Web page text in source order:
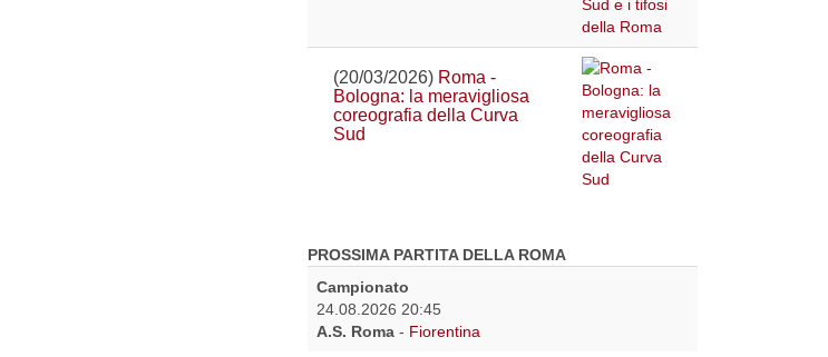
(20/03/2026) Roma -
Bologna: la meravigliosa
coreografia della Curva
Sud
PROSSIMA PARTITA DELLA ROMA
Campionato
24.08.2026 20:45
A.S. Roma - Fiorentina